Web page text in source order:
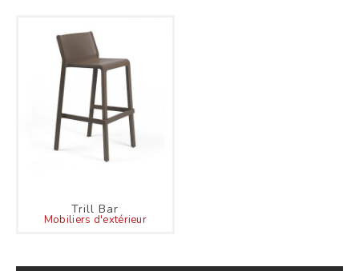
Trill Bar
Mobiliers d'extérieur